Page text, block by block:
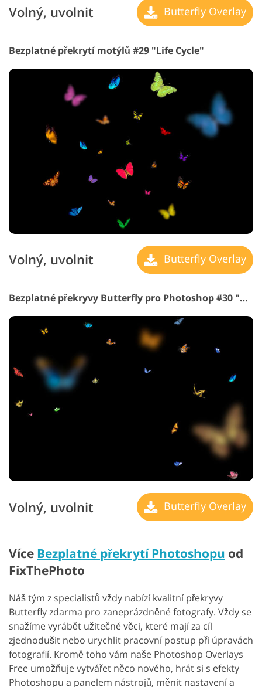
Volný, uvolnit Butterfly Overlay
Bezplatné překrytí motýlů #29 "Life Cycle"
Volný, uvolnit Butterfly Overlay
Bezplatné překryvy Butterfly pro Photoshop #30 "Morning Mood"
Volný, uvolnit Butterfly Overlay
Více Bezplatné překrytí Photoshopu od
FixThePhoto
Náš tým z specialistů vždy nabízí kvalitní překryvy
Butterfly zdarma pro zaneprázdněné fotografy. Vždy se
snažíme vyrábět užitečné věci, které mají za cíl
zjednodušit nebo urychlit pracovní postup při úpravách
fotografií. Kromě toho vám naše Photoshop Overlays
Free umožňuje vytvářet něco nového, hrát si s efekty
Photoshopu a panelem nástrojů, měnit nastavení a